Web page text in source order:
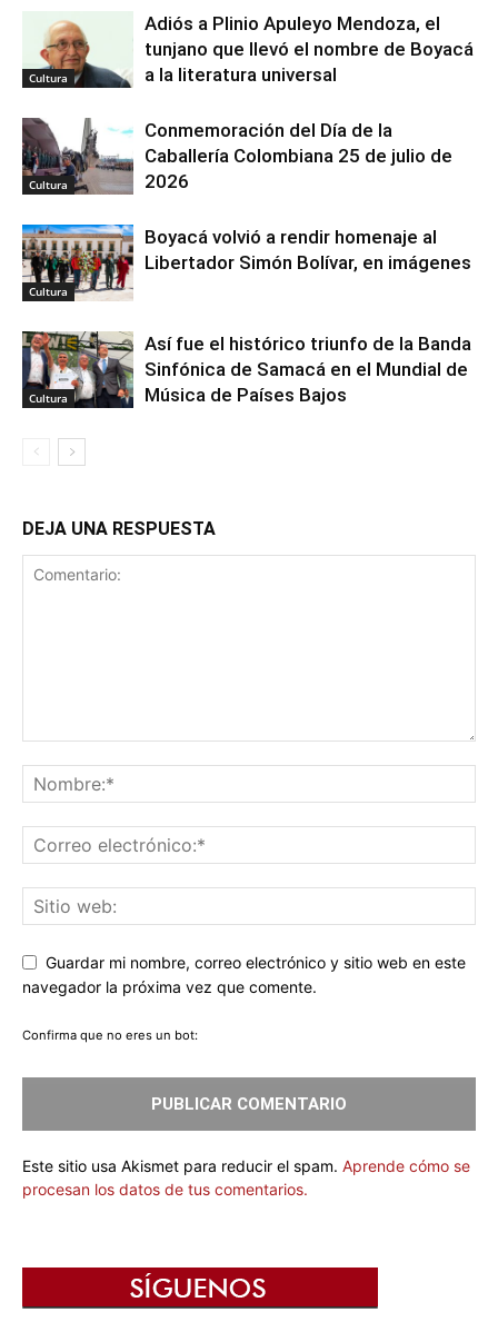
Cultura
Adiós a Plinio Apuleyo Mendoza, el
tunjano que llevó el nombre de Boyacá
a la literatura universal
Cultura
Conmemoración del Día de la
Caballería Colombiana 25 de julio de
2026
Cultura
Boyacá volvió a rendir homenaje al
Libertador Simón Bolívar, en imágenes
Cultura
Así fue el histórico triunfo de la Banda
Sinfónica de Samacá en el Mundial de
Música de Países Bajos
DEJA UNA RESPUESTA
Guardar mi nombre, correo electrónico y sitio web en este
navegador la próxima vez que comente.
Confirma que no eres un bot:
Este sitio usa Akismet para reducir el spam. Aprende cómo se
procesan los datos de tus comentarios.